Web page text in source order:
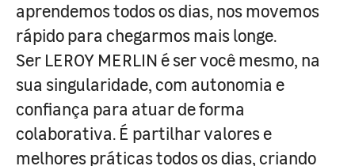
aprendemos todos os dias, nos movemos
rápido para chegarmos mais longe.
Ser LEROY MERLIN é ser você mesmo, na
sua singularidade, com autonomia e
confiança para atuar de forma
colaborativa. É partilhar valores e
melhores práticas todos os dias, criando